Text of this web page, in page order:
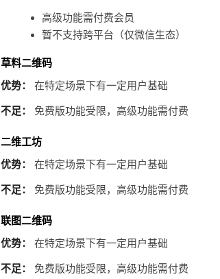
高级功能需付费会员
暂不支持跨平台（仅微信生态）
草料二维码
优势：
在特定场景下有一定用户基础
不足： 免费版功能受限，高级功能需付费
二维工坊
优势：
在特定场景下有一定用户基础
不足： 免费版功能受限，高级功能需付费
联图二维码
优势：
在特定场景下有一定用户基础
不足： 免费版功能受限，高级功能需付费